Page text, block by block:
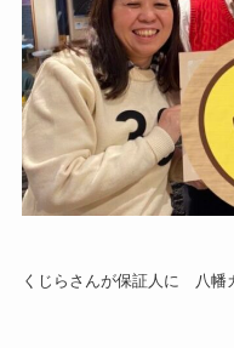
くじらさんが保証人に 八幡